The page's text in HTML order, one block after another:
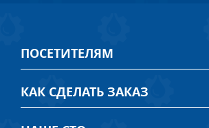
ПОСЕТИТЕЛЯМ
КАК СДЕЛАТЬ ЗАКАЗ